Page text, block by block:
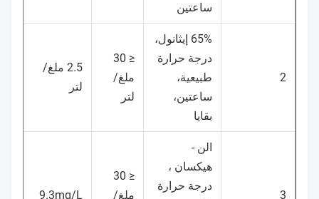
ساعتين
2
65% إيثانول،
درجة حرارة
طبيعية،
ساعتين،
بقايا
≤ 30
ملغ/
لتر
2.5 ملغ/
لتر
3
الن -
هيكسان ،
درجة حرارة
≤ 30
ملغ/
9.3mg/L